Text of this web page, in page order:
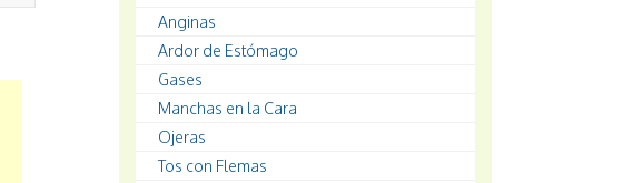
Anginas
Ardor de Estómago
Gases
Manchas en la Cara
Ojeras
Tos con Flemas